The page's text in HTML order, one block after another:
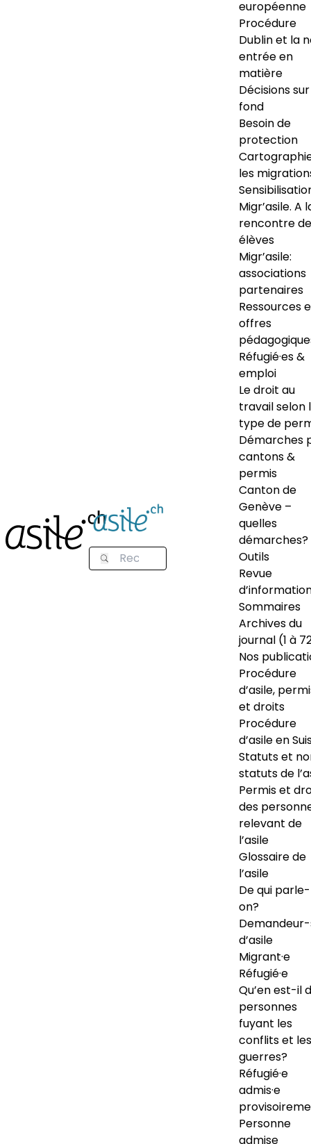
européenne
Procédure
Dublin et la
entrée en
matière
Décisions
fond
Besoin de
protection
les
Migr’asile. A
rencontre
élèves
Migr’asile:
associations
partenaires
Ressources
offres
Réfugié·es &
emploi
Le droit au
travail selon
type de
Démarches
cantons &
permis
Canton de
Genève –
quelles
démarches?
Outils
Revue
Sommaires
Archives du
journal (1 à
Nos
Procédure
d’asile,
et droits
Procédure
d’asile en
Statuts et
statuts de
Permis et
des
relevant de
l’asile
Glossaire de
l’asile
De qui
on?
d’asile
Migrant·e
Réfugié·e
Qu’en est-il
personnes
fuyant les
conflits et les
guerres?
Réfugié·e
admis·e
Personne
admise